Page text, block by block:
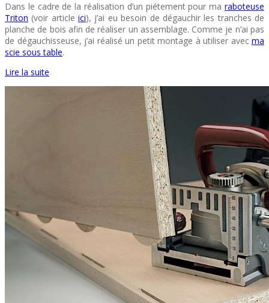
Dans le cadre de la réalisation d’un piétement pour ma raboteuse
Triton (voir articleici), j’ai eu besoin de dégauchir les tranches de
planche de bois afin de réaliser un assemblage. Comme je n’ai pas
de dégauchisseuse, j’ai réalisé un petit montage à utiliser avec ma
scie sous table.
Lire la suite